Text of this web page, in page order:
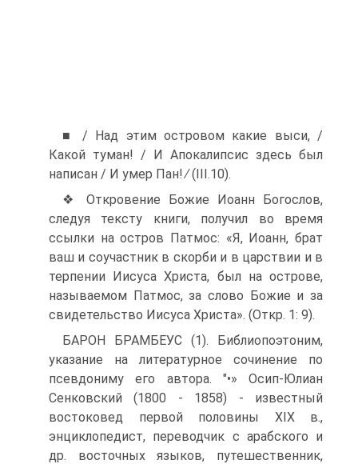
■ / Над этим островом какие выси, /
Какой туман! / И Апокалипсис здесь был
написан / И умер Пан! ∕ (III.10).
❖ Откровение Божие Иоанн Богослов,
следуя тексту книги, получил во время
ссылки на остров Патмос: «Я, Иоанн, брат
ваш и соучастник в скорби и в царствии и в
терпении Иисуса Христа, был на острове,
на­зываемом Патмос, за слово Божие и за
свидетельство Иисуса Христа». (Откр. 1: 9).
БАРОН БРАМБЕУС (1). Библиопоэтоним,
указание на литера­турное сочинение по
псевдониму его автора. "•» Осип-Юлиан
Сенковский (1800 - 1858) - известный
востоковед первой поло­вины XIX в.,
энциклопедист, переводчик с арабского и
др. восточ­ных языков, путешественник,